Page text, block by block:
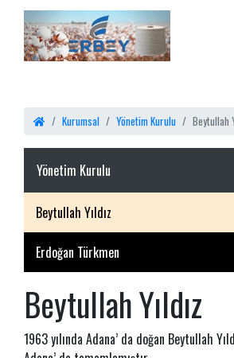
Kurumsal Yönetim Kurulu Beytullah
Beytullah Yıldız
1963 yılında Adana’ da doğan Beytullah
Yönetim Kurulu
Beytullah Yıldız
Erdoğan Türkmen